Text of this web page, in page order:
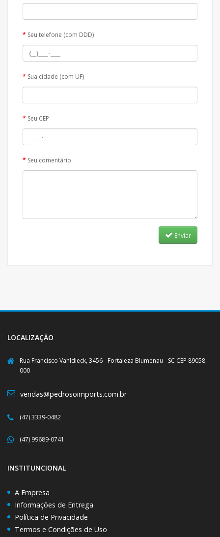
Seu telefone (com DDD)
Sua cidade (com UF)
Seu CEP
Seu comentário
Enviar
LOCALIZAÇÃO
Rua Francisco Vahldieck, 3456 - Fortaleza Blumenau - SC CEP 89058-
000
vendas@pedrosoimports.com.br
(47) 3339-0482
(47) 99689-0741
INSTITUNCIONAL
A Empresa
Informações de Entrega
Política de Privacidade
Termos e Condições de Uso